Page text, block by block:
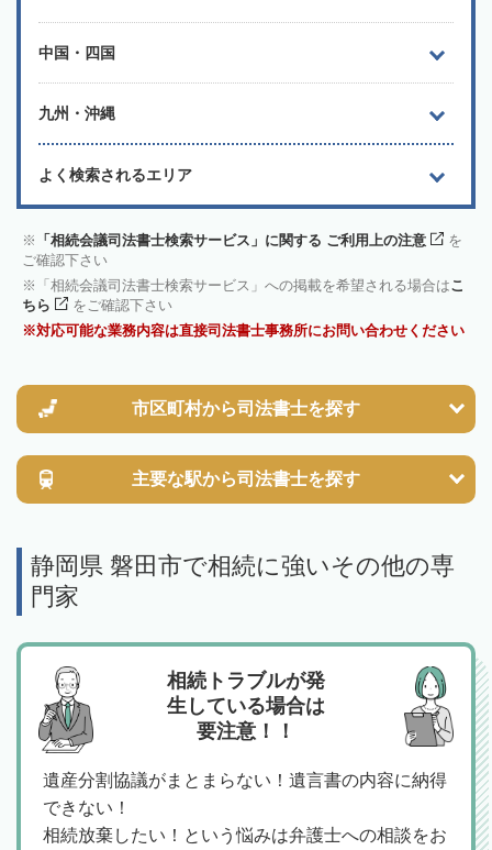
中国・四国
九州・沖縄
よく検索されるエリア
「相続会議司法書士検索サービス」に関する ご利用上の注意
を
ご確認下さい
「相続会議司法書士検索サービス」への掲載を希望される場合はこ
ちら
をご確認下さい
対応可能な業務内容は直接司法書士事務所にお問い合わせください
市区町村から司法書士を探す
主要な駅から司法書士を探す
静岡県 磐田市で相続に強いその他の専
門家
相続トラブルが発
生している場合は
要注意！！
遺産分割協議がまとまらない！遺言書の内容に納得
できない！
相続放棄したい！という悩みは弁護士への相談をお